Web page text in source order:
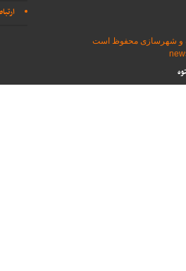
و شهرسازی محفوظ است